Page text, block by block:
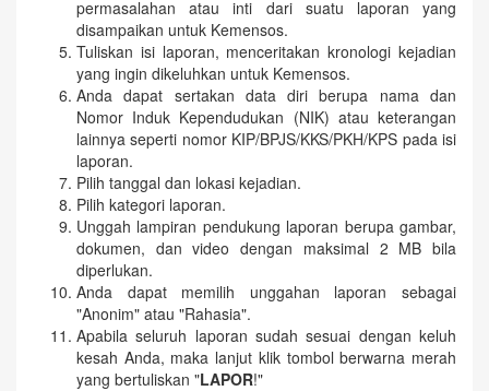
permasalahan atau inti dari suatu laporan yang
disampaikan untuk Kemensos.
Tuliskan isi laporan, menceritakan kronologi kejadian
yang ingin dikeluhkan untuk Kemensos.
Anda dapat sertakan data diri berupa nama dan
Nomor Induk Kependudukan (NIK) atau keterangan
lainnya seperti nomor KIP/BPJS/KKS/PKH/KPS pada isi
laporan.
Pilih tanggal dan lokasi kejadian.
Pilih kategori laporan.
Unggah lampiran pendukung laporan berupa gambar,
dokumen, dan video dengan maksimal 2 MB bila
diperlukan.
Anda dapat memilih unggahan laporan sebagai
"Anonim" atau "Rahasia".
Apabila seluruh laporan sudah sesuai dengan keluh
kesah Anda, maka lanjut klik tombol berwarna merah
yang bertuliskan "LAPOR!"